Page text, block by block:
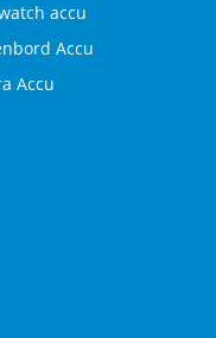
accu
Accu
Accu